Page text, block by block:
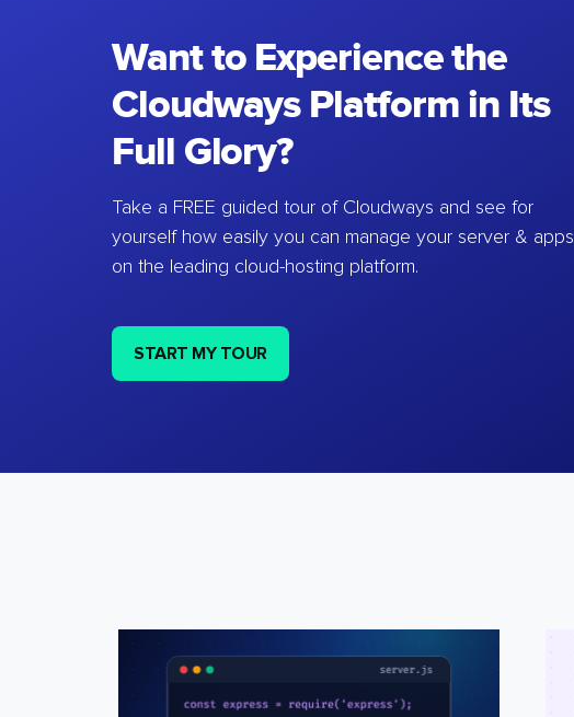
Want to Experience the
Cloudways Platform in Its
Full Glory?
Take a FREE guided tour of Cloudways and see for
yourself how easily you can manage your server & apps
on the leading cloud-hosting platform.
START MY TOUR